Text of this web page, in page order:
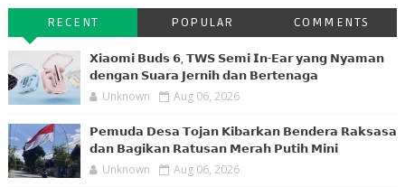
RECENT POPULAR COMMENTS
𝗫𝗶𝗮𝗼𝗺𝗶 𝗕𝘂𝗱𝘀 𝟲, 𝗧𝗪𝗦 𝗦𝗲𝗺𝗶 𝗜𝗻-𝗘𝗮𝗿 𝘆𝗮𝗻𝗴 𝗡𝘆𝗮𝗺𝗮𝗻
𝗱𝗲𝗻𝗴𝗮𝗻 𝗦𝘂𝗮𝗿𝗮 𝗝𝗲𝗿𝗻𝗶𝗵 𝗱𝗮𝗻 𝗕𝗲𝗿𝘁𝗲𝗻𝗮𝗴𝗮
Unknown Aug 06, 2026
𝗣𝗲𝗺𝘂𝗱𝗮 𝗗𝗲𝘀𝗮 𝗧𝗼𝗷𝗮𝗻 𝗞𝗶𝗯𝗮𝗿𝗸𝗮𝗻 𝗕𝗲𝗻𝗱𝗲𝗿𝗮 𝗥𝗮𝗸𝘀𝗮𝘀𝗮
𝗱𝗮𝗻 𝗕𝗮𝗴𝗶𝗸𝗮𝗻 𝗥𝗮𝘁𝘂𝘀𝗮𝗻 𝗠𝗲𝗿𝗮𝗵 𝗣𝘂𝘁𝗶𝗵 𝗠𝗶𝗻𝗶
Unknown Aug 06, 2026